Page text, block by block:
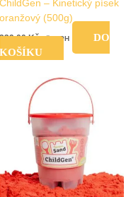
ChildGen – Kinetický písek
oranžový (500g)
239,00Kč vč. DPH
DO
KOŠÍKU